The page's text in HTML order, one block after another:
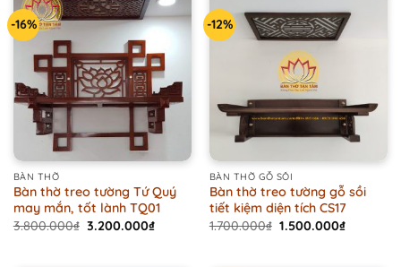
-16%
BÀN THỜ
Bàn thờ treo tường Tứ Quý
may mắn, tốt lành TQ01
3.800.000₫ Original
3.200.000₫Current
-12%
BÀN THỜ GỖ SỒI
Bàn thờ treo tường gỗ sồi
tiết kiệm diện tích CS17
1.700.000₫ Original
1.500.000₫Current